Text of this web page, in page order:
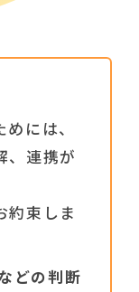
には、
、連携が
約束しま
どの判断